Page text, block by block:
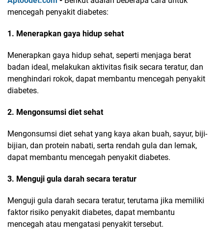
mencegah penyakit diabetes:
1. Menerapkan gaya hidup sehat
Menerapkan gaya hidup sehat, seperti menjaga berat
badan ideal, melakukan aktivitas fisik secara teratur, dan
menghindari rokok, dapat membantu mencegah penyakit
diabetes.
2. Mengonsumsi diet sehat
Mengonsumsi diet sehat yang kaya akan buah, sayur, biji-
bijian, dan protein nabati, serta rendah gula dan lemak,
dapat membantu mencegah penyakit diabetes.
3. Menguji gula darah secara teratur
Menguji gula darah secara teratur, terutama jika memiliki
faktor risiko penyakit diabetes, dapat membantu
mencegah atau mengatasi penyakit tersebut.